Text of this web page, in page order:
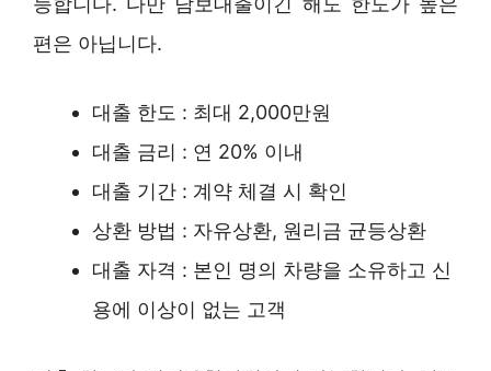
편은 아닙니다.
대출 한도 : 최대 2,000만원
대출 금리 : 연 20% 이내
대출 기간 : 계약 체결 시 확인
상환 방법 : 자유상환, 원리금 균등상환
대출 자격 : 본인 명의 차량을 소유하고 신
용에 이상이 없는 고객